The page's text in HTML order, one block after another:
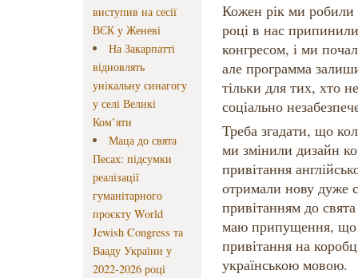
виступив на сесії
ВЄК у Женеві
На Закарпатті
відновлять
унікальну синагогу
у селі Великі
Ком’яти
Маца до свята
Песах: підсумки
реалізації
гуманітарного
проєкту World
Jewish Congress та
Вааду України у
2022-2026 році
Кожен рік ми робили
році в нас
конгресом, і ми
але программа
тільки для тих, хто
соціально
Треба згадати, що
ми змінили дизайн
привітання
отримали нову дуже
привітанням до
маю припущення, що
привітання на
українською мовою.